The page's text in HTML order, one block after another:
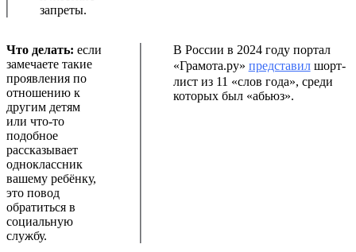
запреты.
Что делать: если
замечаете такие
проявления по
отношению к
другим детям
или что-то
подобное
рассказывает
одноклассник
вашему ребёнку,
это повод
обратиться в
социальную
службу.
В России в 2024 году портал
«Грамота.ру» представилшорт-
лист из 11 «слов года», среди
которых был «абьюз».